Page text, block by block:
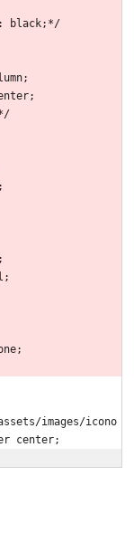
black;*/
center;